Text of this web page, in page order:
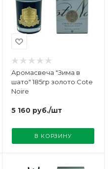
Аромасвеча "Зима в
шато" 185гр золото Cote
Noire
5 160 руб./шт
В КОРЗИНУ